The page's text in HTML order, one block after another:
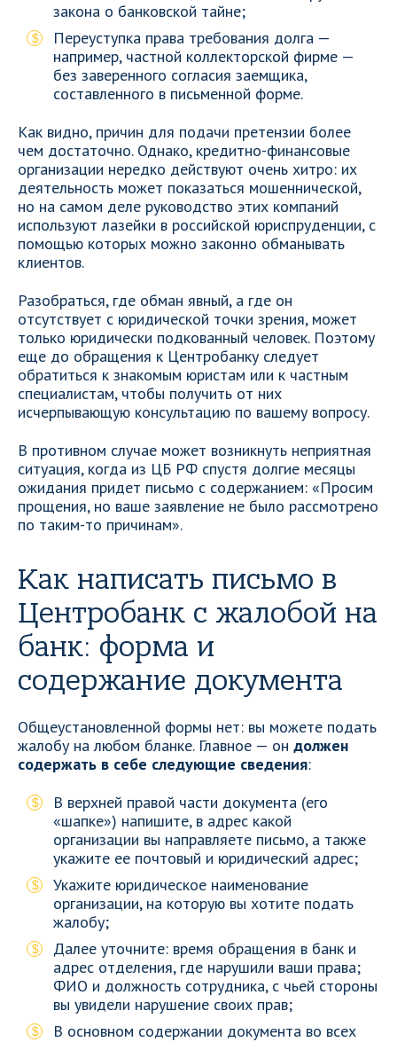
закона о банковской тайне;
Переуступка права требования долга —
например, частной коллекторской фирме —
без заверенного согласия заемщика,
составленного в письменной форме.
Как видно, причин для подачи претензии более
чем достаточно. Однако, кредитно-финансовые
организации нередко действуют очень хитро: их
деятельность может показаться мошеннической,
но на самом деле руководство этих компаний
используют лазейки в российской юриспруденции, с
помощью которых можно законно обманывать
клиентов.
Разобраться, где обман явный, а где он
отсутствует с юридической точки зрения, может
только юридически подкованный человек. Поэтому
еще до обращения к Центробанку следует
обратиться к знакомым юристам или к частным
специалистам, чтобы получить от них
исчерпывающую консультацию по вашему вопросу.
В противном случае может возникнуть неприятная
ситуация, когда из ЦБ РФ спустя долгие месяцы
ожидания придет письмо с содержанием: «Просим
прощения, но ваше заявление не было рассмотрено
по таким-то причинам».
Как написать письмо в
Центробанк с жалобой на
банк: форма и
содержание документа
Общеустановленной формы нет: вы можете подать
жалобу на любом бланке. Главное — он должен
содержать в себе следующие сведения:
В верхней правой части документа (его
«шапке») напишите, в адрес какой
организации вы направляете письмо, а также
укажите ее почтовый и юридический адрес;
Укажите юридическое наименование
организации, на которую вы хотите подать
жалобу;
Далее уточните: время обращения в банк и
адрес отделения, где нарушили ваши права;
ФИО и должность сотрудника, с чьей стороны
вы увидели нарушение своих прав;
В основном содержании документа во всех